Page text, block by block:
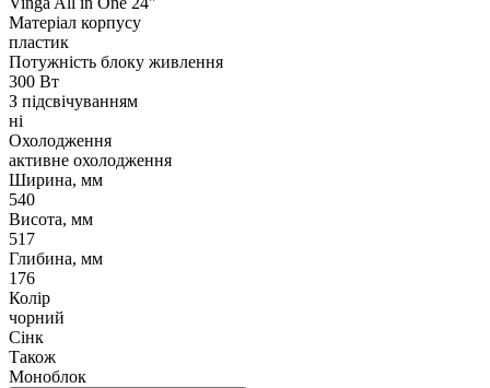
Матеріал корпусу
пластик
Потужність блоку живлення
300 Вт
З підсвічуванням
ні
Охолодження
активне охолодження
Ширина, мм
540
Висота, мм
517
Глибина, мм
176
Колір
чорний
Сінк
Також
Моноблок